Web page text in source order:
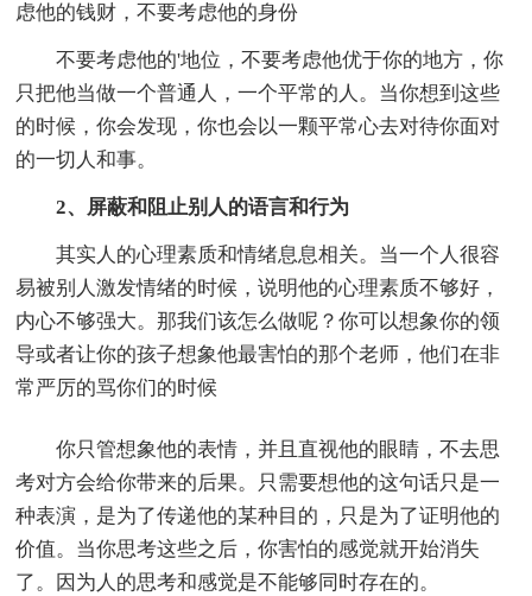
虑他的钱财，不要考虑他的身份
不要考虑他的'地位，不要考虑他优于你的地方，你
只把他当做一个普通人，一个平常的人。当你想到这些
的时候，你会发现，你也会以一颗平常心去对待你面对
的一切人和事。
2、屏蔽和阻止别人的语言和行为
其实人的心理素质和情绪息息相关。当一个人很容
易被别人激发情绪的时候，说明他的心理素质不够好，
内心不够强大。那我们该怎么做呢？你可以想象你的领
导或者让你的孩子想象他最害怕的那个老师，他们在非
常严厉的骂你们的时候
你只管想象他的表情，并且直视他的眼睛，不去思
考对方会给你带来的后果。只需要想他的这句话只是一
种表演，是为了传递他的某种目的，只是为了证明他的
价值。当你思考这些之后，你害怕的感觉就开始消失
了。因为人的思考和感觉是不能够同时存在的。